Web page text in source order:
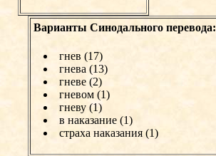
Варианты Синодального перевода:
гнев (17)
гнева (13)
гневе (2)
гневом (1)
гневу (1)
в наказание (1)
страха наказания (1)